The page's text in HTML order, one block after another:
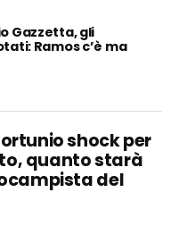
Gazzetta, gli
Ramos c’è ma
shock per
quanto starà
del